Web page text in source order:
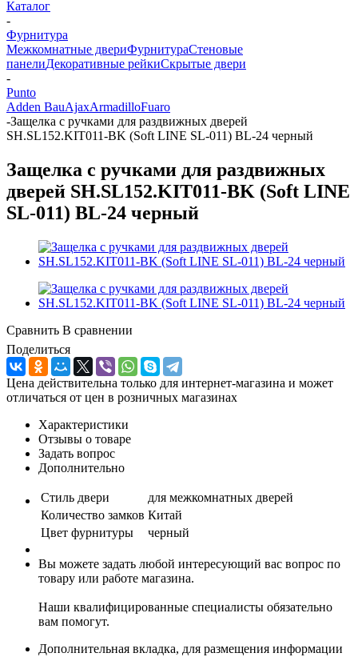
Каталог
-
Фурнитура
Межкомнатные двериФурнитураСтеновые
панелиДекоративные рейкиСкрытые двери
-
Punto
Adden BauAjaxArmadilloFuaro
-Защелка с ручками для раздвижных дверей
SH.SL152.KIT011-BK (Soft LINE SL-011) BL-24 черный
Защелка с ручками для раздвижных
дверей SH.SL152.KIT011-BK (Soft LINE
SL-011) BL-24 черный
Сравнить В сравнении
Поделиться
Цена действительна только для интернет-магазина и может
отличаться от цен в розничных магазинах
Характеристики
Отзывы о товаре
Задать вопрос
Дополнительно
Стиль двери
для межкомнатных дверей
Количество замков Китай
Цвет фурнитуры
черный
Вы можете задать любой интересующий вас вопрос по
товару или работе магазина.
Наши квалифицированные специалисты обязательно
вам помогут.
Дополнительная вкладка, для размещения информации